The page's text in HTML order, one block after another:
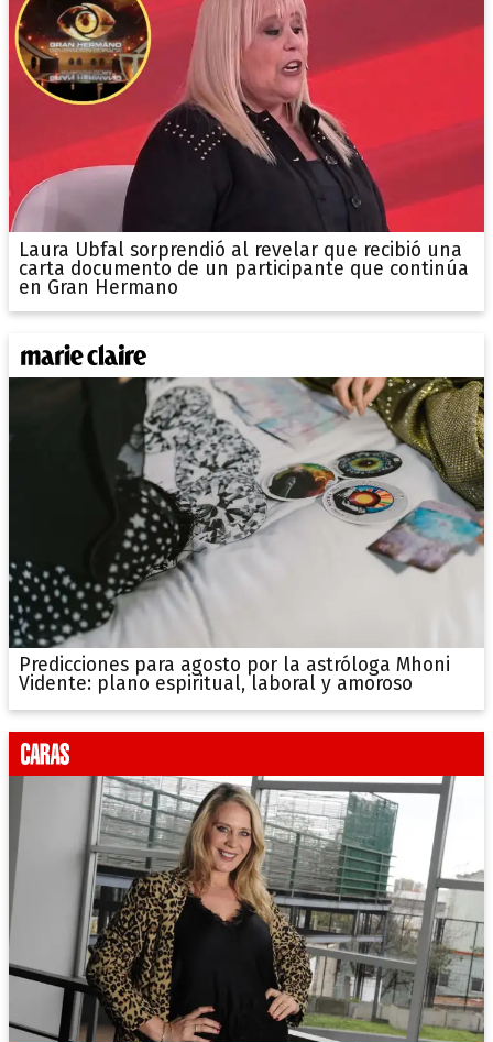
Laura Ubfal sorprendió al revelar que recibió una
carta documento de un participante que continúa
en Gran Hermano
Predicciones para agosto por la astróloga Mhoni
Vidente: plano espiritual, laboral y amoroso